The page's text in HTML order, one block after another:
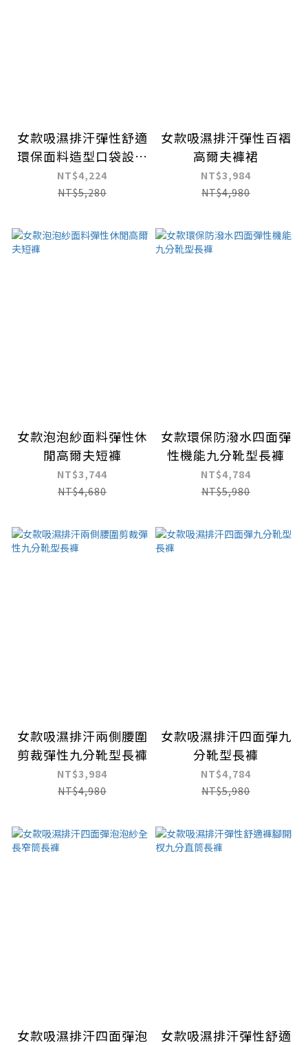
女款吸濕排汗彈性舒適
環保面料造型口袋設計
長褲
NT$4,224
NT$5,280
女款吸濕排汗彈性百褶
高爾夫褲裙
NT$3,984
NT$4,980
女款泡泡紗面料彈性休
閒高爾夫短褲
NT$3,744
NT$4,680
女款環保防潑水四面彈
性機能九分靴型長褲
NT$4,784
NT$5,980
女款吸濕排汗兩側腰圍
剪裁彈性九分靴型長褲
NT$3,984
NT$4,980
女款吸濕排汗四面彈九
分靴型長褲
NT$4,784
NT$5,980
女款吸濕排汗四面彈泡
女款吸濕排汗彈性舒適